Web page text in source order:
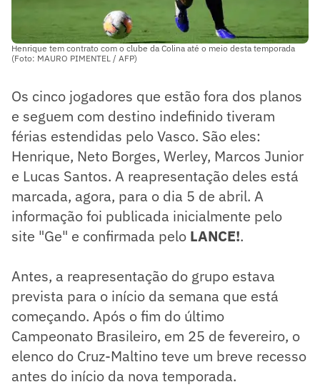
Henrique tem contrato com o clube da Colina até o meio desta temporada
(Foto: MAURO PIMENTEL / AFP)
Os cinco jogadores que estão fora dos planos
e seguem com destino indefinido tiveram
férias estendidas pelo Vasco. São eles:
Henrique, Neto Borges, Werley, Marcos Junior
e Lucas Santos. A reapresentação deles está
marcada, agora, para o dia 5 de abril. A
informação foi publicada inicialmente pelo
site "Ge" e confirmada pelo LANCE!.
Antes, a reapresentação do grupo estava
prevista para o início da semana que está
começando. Após o fim do último
Campeonato Brasileiro, em 25 de fevereiro, o
elenco do Cruz-Maltino teve um breve recesso
antes do início da nova temporada.